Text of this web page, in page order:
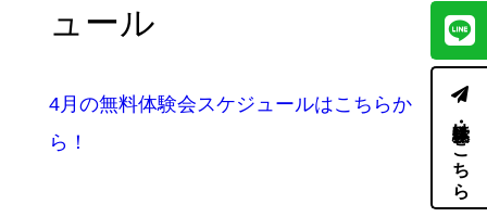
ュール
4月の無料体験会スケジュールはこちらか
ら！
体験・見学はこちら